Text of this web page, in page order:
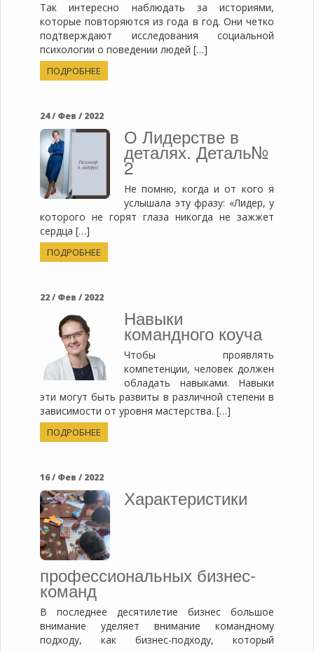
Так интересно наблюдать за историями,
которые повторяются из года в год. Они четко
подтверждают исследования социальной
психологии о поведении людей […]
ПОДРОБНЕЕ
24 / Фев / 2022
О Лидерстве в
деталях. Деталь№
2
Не помню, когда и от кого я
услышала эту фразу: «Лидер, у
которого не горят глаза никогда не зажжет
сердца […]
ПОДРОБНЕЕ
22 / Фев / 2022
Навыки
командного коуча
Чтобы проявлять
компетенции, человек должен
обладать навыками. Навыки
эти могут быть развиты в различной степени в
зависимости от уровня мастерства. […]
ПОДРОБНЕЕ
16 / Фев / 2022
Характеристики
профессиональных бизнес-
команд
В последнее десятилетие бизнес большое
внимание уделяет внимание командному
подходу, как бизнес-подходу, который